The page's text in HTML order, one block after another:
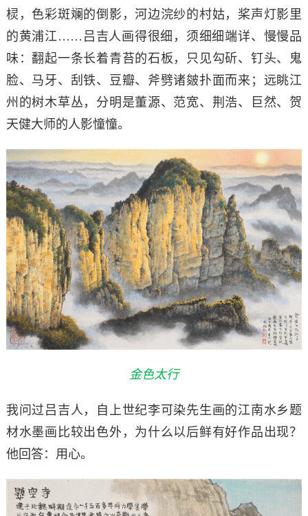
棂，色彩斑斓的倒影，河边浣纱的村姑，桨声灯影里
的黄浦江……吕吉人画得很细，须细细端详、慢慢品
味：翻起一条长着青苔的石板，只见勾斫、钉头、鬼
脸、马牙、刮铁、豆瓣、斧劈诸皴扑面而来；远眺江
州的树木草丛，分明是董源、范宽、荆浩、巨然、贺
天健大师的人影憧憧。
金色太行
我问过吕吉人，自上世纪李可染先生画的江南水乡题
材水墨画比较出色外，为什么以后鲜有好作品出现？
他回答：用心。